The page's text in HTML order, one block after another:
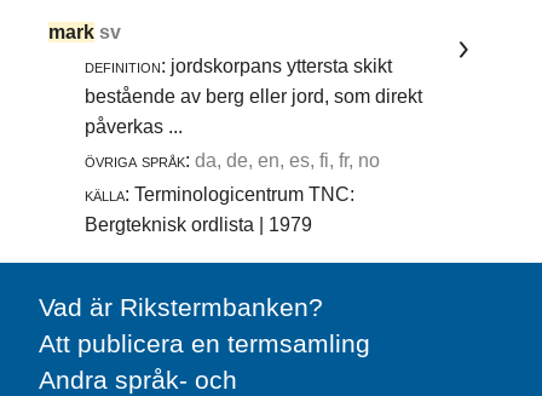
mark sv
definition: jordskorpans yttersta skikt
bestående av berg eller jord, som direkt
påverkas ...
övriga språk: da, de, en, es, fi, fr, no
källa: Terminologicentrum TNC:
Bergteknisk ordlista | 1979
Vad är Rikstermbanken?
Att publicera en termsamling
Andra språk- och